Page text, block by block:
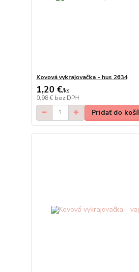
Kovová vykrajovačka - hus 2634
1,20 €/ks
0,98 € bez DPH
Pridať do